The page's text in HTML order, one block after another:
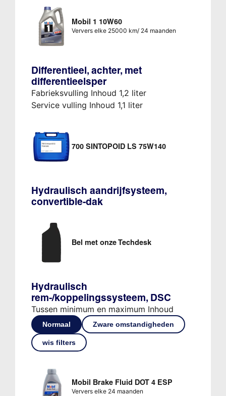
Mobil 1 10W60
Ververs elke 25000 km/ 24 maanden
Differentieel, achter, met
differentieelsper
Fabrieksvulling Inhoud 1,2 liter
Service vulling Inhoud 1,1 liter
700 SINTOPOID LS 75W140
Hydraulisch aandrijfsysteem,
convertible-dak
Bel met onze Techdesk
Hydraulisch
rem-/koppelingssysteem, DSC
Tussen minimum en maximum Inhoud
Normaal Zware omstandigheden
wis filters
Mobil Brake Fluid DOT 4 ESP
Ververs elke 24 maanden